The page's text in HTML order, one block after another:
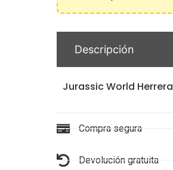
Descripción
Jurassic World
Compra segura
Devolución gratuita